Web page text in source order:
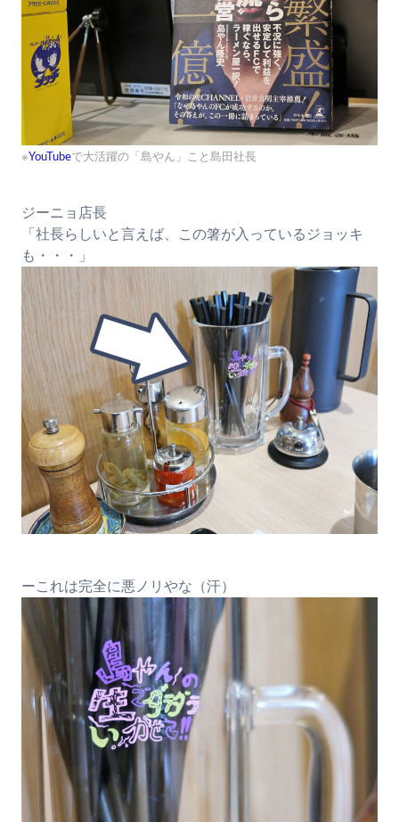
※YouTubeで大活躍の「島やん」こと島田社長
ジーニョ店長
「社長らしいと言えば、この箸が入っているジョッキ
も・・・」
ーこれは完全に悪ノリやな（汗）